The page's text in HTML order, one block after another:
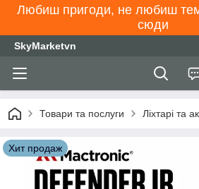
Любиш пригоди, не любиш
сюди
SkyMarketvn
Товари та послуги Ліхтарі та
Хит продаж